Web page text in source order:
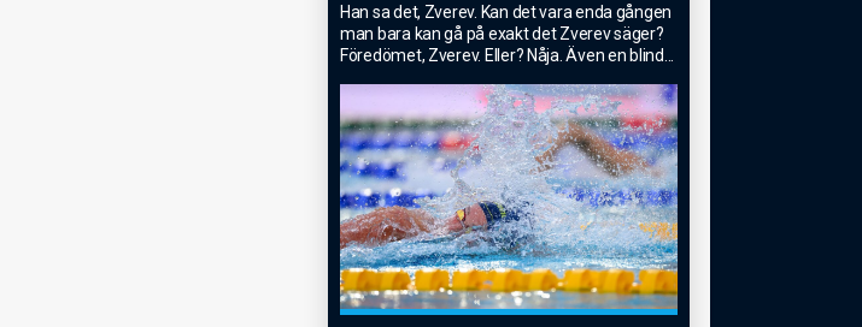
Han sa det, Zverev. Kan det vara enda gången
man bara kan gå på exakt det Zverev säger?
Föredömet, Zverev. Eller? Nåja. Även en blind